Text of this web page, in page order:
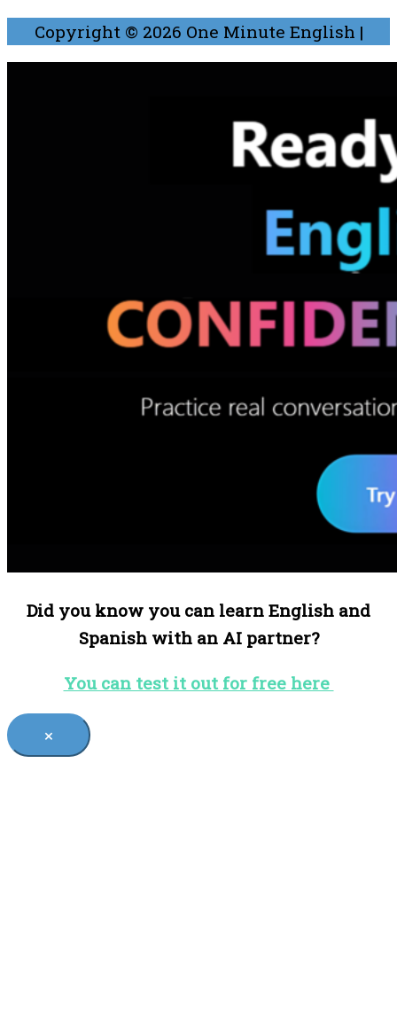
Copyright © 2026 One Minute English |
Did you know you can learn English and
Spanish with an AI partner?
You can test it out for free here
×